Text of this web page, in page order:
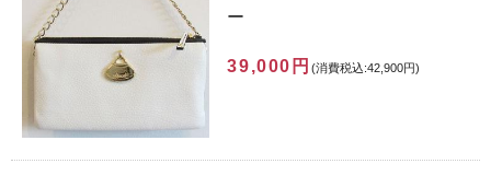
ー
39,000円 (消費税込:42,900円)